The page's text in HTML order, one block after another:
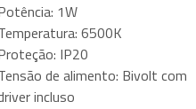
1W
6500K
IP20
de alimento: Bivolt com
incluso